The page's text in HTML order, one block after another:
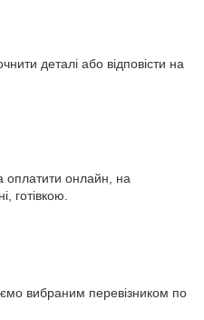
деталі або відповісти на
онлайн, на
готівкою.
вибраним перевізником по